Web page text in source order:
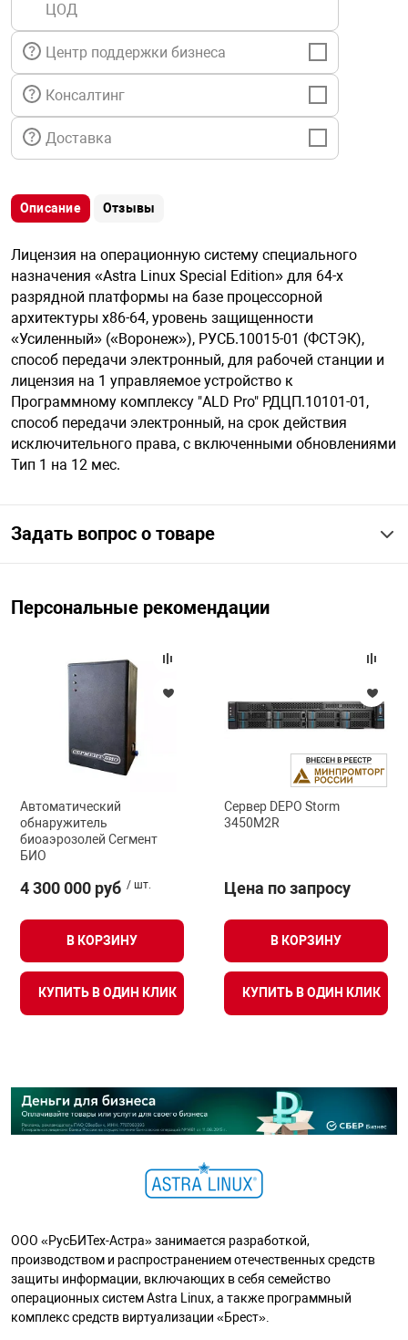
техника
автомобили
информации
средства охраны
ключи
сигнализации
безопасность
ЦОД
Центр поддержки бизнеса
Консалтинг
Доставка
Описание Отзывы
Лицензия на операционную систему специального
назначения «Astra Linux Special Edition» для 64-х
разрядной платформы на базе процессорной
архитектуры х86-64, уровень защищенности
«Усиленный» («Воронеж»), РУСБ.10015-01 (ФСТЭК),
способ передачи электронный, для рабочей станции и
лицензия на 1 управляемое устройство к
Программному комплексу "ALD Pro" РДЦП.10101-01,
способ передачи электронный, на срок действия
исключительного права, с включенными обновлениями
Тип 1 на 12 мес.
Задать вопрос о товаре
Персональные рекомендации
Автоматический
обнаружитель
биоаэрозолей Сегмент
БИО
4 300 000 руб / шт.
В КОРЗИНУ
КУПИТЬ В ОДИН КЛИК
Сервер DEPO Storm
3450M2R
Цена по запросу
В КОРЗИНУ
КУПИТЬ В ОДИН КЛИК
ООО «РусБИТех-Астра» занимается разработкой,
производством и распространением отечественных средств
защиты информации, включающих в себя семейство
операционных систем Astra Linux, а также программный
комплекс средств виртуализации «Брест».